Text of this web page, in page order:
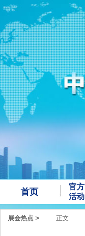
首页
官方
活动
展会热点 > 正文